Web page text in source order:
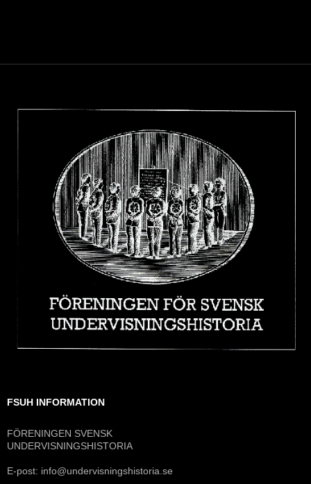
FSUH INFORMATION
FÖRENINGEN SVENSK
UNDERVISNINGSHISTORIA
E-post: info@undervisningshistoria.se